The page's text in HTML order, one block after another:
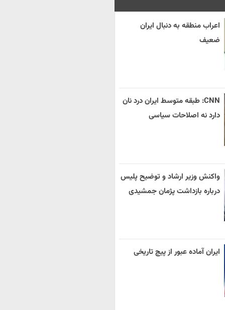
اعراب منطقه به دنبال ایران
ضعیف
CNN: طبقه متوسط ایران درد نان
دارد نه اصلاحات سیاسی
واکنش وزیر ارشاد و توضیح پلیس
درباره بازداشت پژمان جمشیدی
ایران آماده عبور از پیچ تاریخی